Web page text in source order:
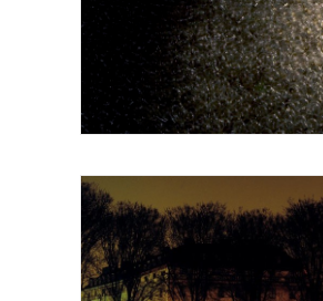
200 m² ca Palazzo Farnese, Rome.
Collection du Fonds National d'art
contemporain (FNAC) Courtesy
Patricia Dorfmann, Paris